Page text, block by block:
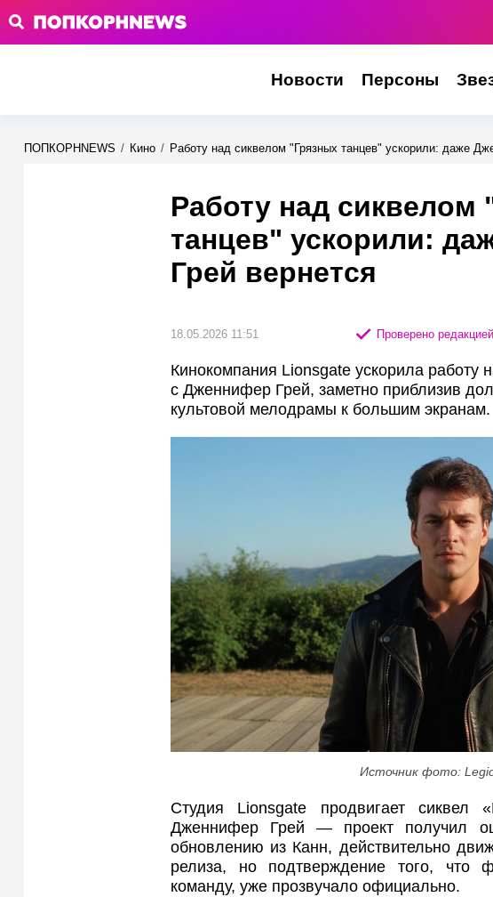
Новости Персоны
ПОПКОРНNEWS / Кино / Работу над сиквелом "Грязных танцев" ускорили: даже
Работу над сиквелом
танцев" ускорили:
Грей вернется
18.05.2026 11:51 Проверено редакцией
Кинокомпания Lionsgate ускорила работу
с Дженнифер Грей, заметно приблизив
культовой мелодрамы к большим экранам.
Источник фото:
Студия Lionsgate продвигает сиквел
Дженнифер Грей — проект получил
обновлению из Канн, действительно
релиза, но подтверждение того, что
команду, уже прозвучало официально.